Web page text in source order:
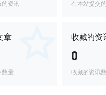
的资讯 在本站提交
章
数量
收藏的资
0
收藏的资讯